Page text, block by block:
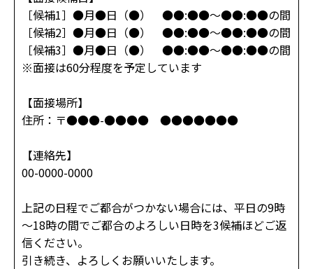
［候補1］●月●日（●） ●●:●●～●●:●●の間
［候補2］●月●日（●） ●●:●●～●●:●●の間
［候補3］●月●日（●） ●●:●●～●●:●●の間
※面接は60分程度を予定しています
【面接場所】
住所：〒●●●-●●●● ●●●●●●●
【連絡先】
00-0000-0000
上記の日程でご都合がつかない場合には、平日の9時
～18時の間でご都合のよろしい日時を3候補ほどご返
信ください。
引き続き、よろしくお願いいたします。